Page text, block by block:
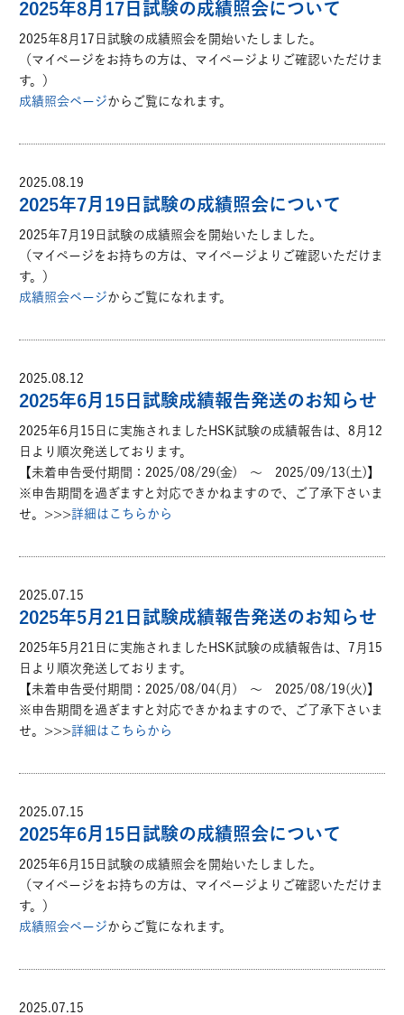
2025年8月17日試験の成績照会について
2025年8月17日試験の成績照会を開始いたしました。
（マイページをお持ちの方は、マイページよりご確認いただけま
す。）
成績照会ページからご覧になれます。
2025.08.19
2025年7月19日試験の成績照会について
2025年7月19日試験の成績照会を開始いたしました。
（マイページをお持ちの方は、マイページよりご確認いただけま
す。）
成績照会ページからご覧になれます。
2025.08.12
2025年6月15日試験成績報告発送のお知らせ
2025年6月15日に実施されましたHSK試験の成績報告は、8月12
日より順次発送しております。
【未着申告受付期間：2025/08/29(金) ～ 2025/09/13(土)】
※申告期間を過ぎますと対応できかねますので、ご了承下さいま
せ。>>>詳細はこちらから
2025.07.15
2025年5月21日試験成績報告発送のお知らせ
2025年5月21日に実施されましたHSK試験の成績報告は、7月15
日より順次発送しております。
【未着申告受付期間：2025/08/04(月) ～ 2025/08/19(火)】
※申告期間を過ぎますと対応できかねますので、ご了承下さいま
せ。>>>詳細はこちらから
2025.07.15
2025年6月15日試験の成績照会について
2025年6月15日試験の成績照会を開始いたしました。
（マイページをお持ちの方は、マイページよりご確認いただけま
す。）
成績照会ページからご覧になれます。
2025.07.15